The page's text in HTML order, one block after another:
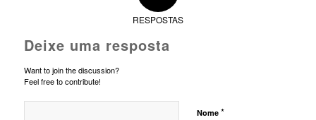
RESPOSTAS
Deixe uma resposta
Want to join the discussion?
Feel free to contribute!
Nome *